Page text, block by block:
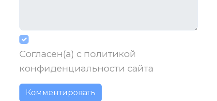
Согласен(а) с политикой
конфиденциальности сайта
Комментировать